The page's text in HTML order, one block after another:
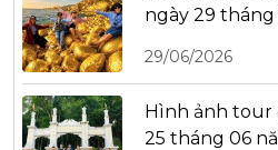
ngày 29
29/06/2026
Hình ảnh tour
25 tháng 06